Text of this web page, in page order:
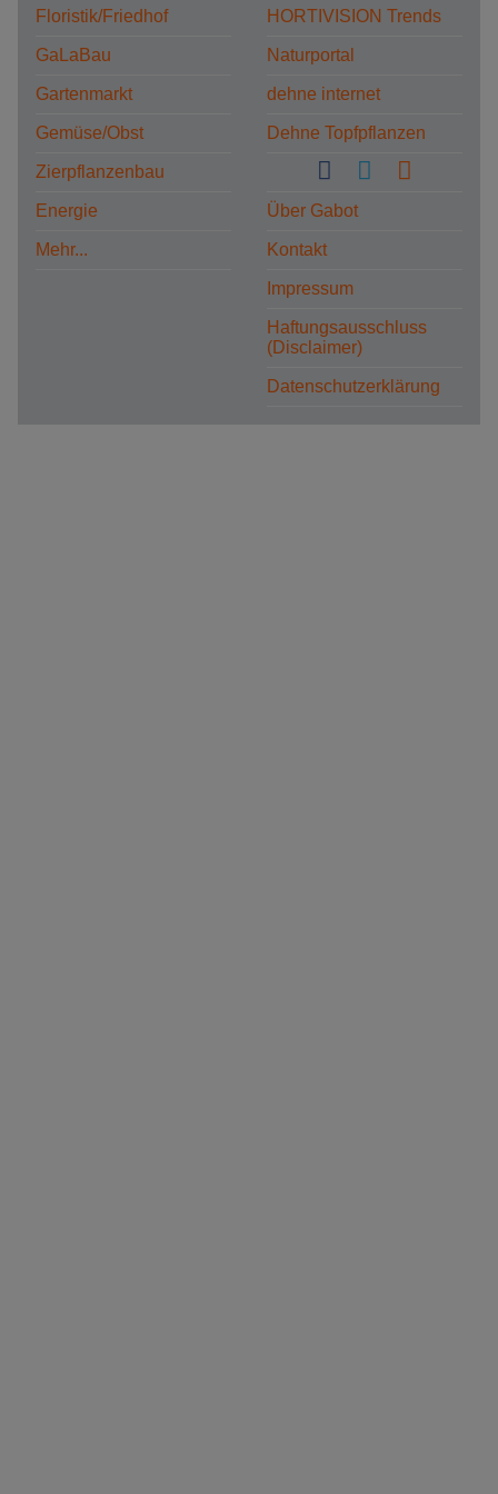
Floristik/Friedhof
GaLaBau
Gartenmarkt
Gemüse/Obst
Zierpflanzenbau
Energie
Mehr...
HORTIVISION Trends
Naturportal
dehne internet
Dehne Topfpflanzen
Über Gabot
Kontakt
Impressum
Haftungsausschluss
(Disclaimer)
Datenschutzerklärung